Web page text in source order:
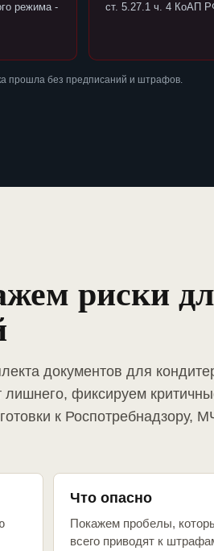
режима -
ст. 5.27.1 ч. 4 КоАП
прошла без предписаний и штрафов.
риски
документов для
фиксируем
к Роспотребнадзору,
Что опасно
Покажем пробелы,
всего приводят к